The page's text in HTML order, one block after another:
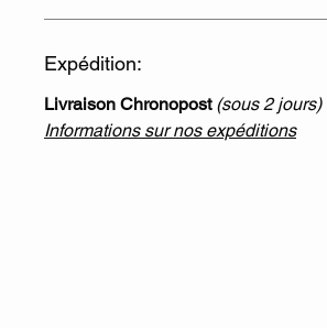
Expédition:
Livraison Chronopost (sous 2 jours)
Informations sur nos expéditions